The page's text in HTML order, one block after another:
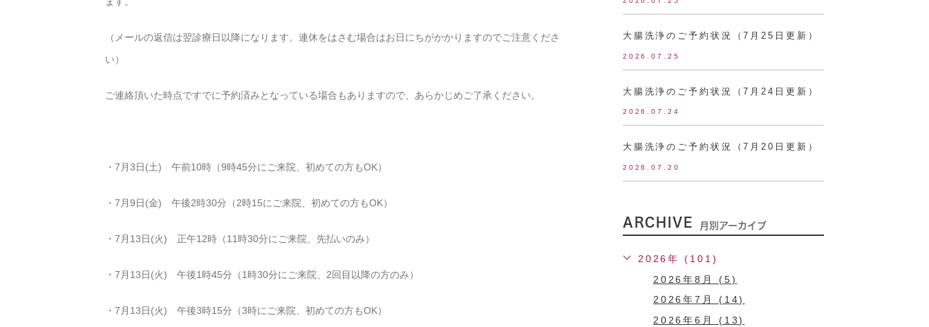
（メールの返信は翌診療日以降になります。連休をはさむ場合はお日にちがかかりますのでご注意くださ
い）
ご連絡頂いた時点ですでに予約済みとなっている場合もありますので、あらかじめご了承ください。
・7月3日(土) 午前10時（9時45分にご来院、初めての方もOK）
・7月9日(金) 午後2時30分（2時15にご来院、初めての方もOK）
・7月13日(火) 正午12時（11時30分にご来院、先払いのみ）
・7月13日(火) 午後1時45分（1時30分にご来院、2回目以降の方のみ）
・7月13日(火) 午後3時15分（3時にご来院、初めての方もOK）
大腸洗浄のご予約状況（7月25日更新）
2026.07.25
大腸洗浄のご予約状況（7月24日更新）
2026.07.24
大腸洗浄のご予約状況（7月20日更新）
2026.07.20
ARCHIVE 月別アーカイブ
2026年 (101)
2026年8月 (5)
2026年7月 (14)
2026年6月 (13)